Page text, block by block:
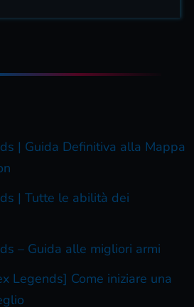
| Guida Definitiva alla Mappa
| Tutte le abilità dei
– Guida alle migliori armi
Legends] Come iniziare una